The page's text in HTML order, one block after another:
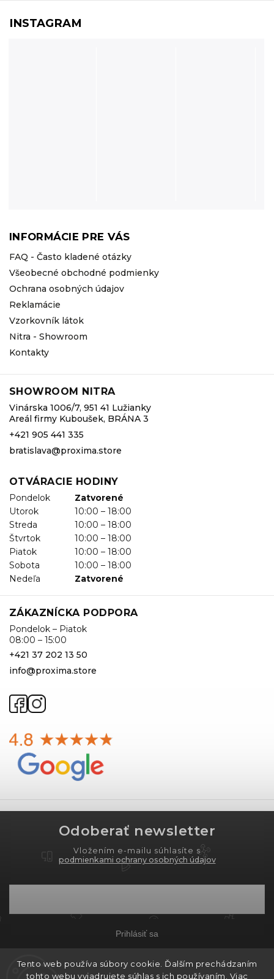
Tento web používa súbory cookie. Ďalším prechádzaním
tohto webu vyjadrujete súhlas s ich používaním. Viac
INFORMÁCIE PRE VÁS
FAQ - Často kladené otázky
Všeobecné obchodné podmienky
Ochrana osobných údajov
Reklamácie
Vzorkovník látok
Nitra - Showroom
Kontakty
SHOWROOM NITRA
Vinárska 1006/7, 951 41 Lužianky
Areál firmy Kuboušek, BRÁNA 3
+421 905 441 335
bratislava@proxima.store
OTVÁRACIE HODINY
Pondelok
Zatvorené
Utorok
10:00 – 18:00
Streda
10:00 – 18:00
Štvrtok
10:00 – 18:00
Piatok
10:00 – 18:00
Sobota
10:00 – 18:00
Nedeľa
Zatvorené
ZÁKAZNÍCKA PODPORA
Pondelok – Piatok
08:00 – 15:00
+421 37 202 13 50
info@proxima.store
Odoberať newsletter
Vložením e-mailu súhlasíte s
podmienkami ochrany osobných údajov
Prihlásiť sa
INSTAGRAM